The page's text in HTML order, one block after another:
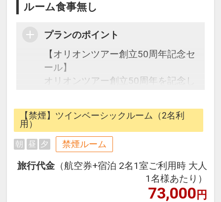
ルーム食事無し
プランのポイント
【オリオンツアー創立50周年記念セ
ール】
オリオンツアー創立50周年を記念し
往復の航空券と宿泊がセットになっ
たスタンダードの＜食事なし＞プラ
ンです。
フライトと宿泊を自由に組み合わせ
できるダイナミックパッケージだか
ら、一都市滞在はもちろん周遊旅行
【禁煙】ツインベーシックルーム（2名利
用）
朝 昼 夕 禁煙ルーム
旅行代金 （航空券+宿泊 2名1室ご利用時 大人
1名様あたり）
73,000円